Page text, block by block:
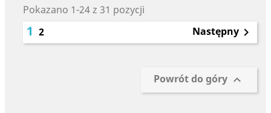
Pokazano 1-24 z 31 pozycji
1 2 Następny 
Powrót do góry 